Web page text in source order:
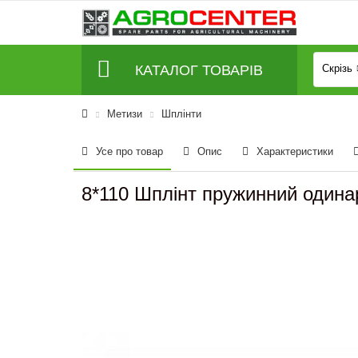
КАТАЛОГ ТОВАРІВ Скрізь
Метизи Шплінти
Усе про товар Опис Характеристики
8*110 Шплінт пружинний